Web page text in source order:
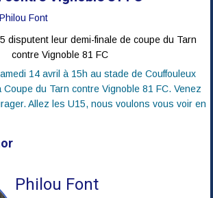
Philou Font
14 avril à 15h au stade de Couffouleux
Coupe du Tarn contre Vignoble 81 FC. Venez
Allez les U15, nous voulons vous voir en
Philou Font